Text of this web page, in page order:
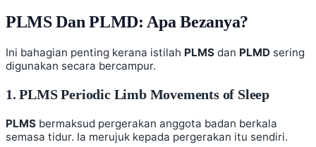
PLMS Dan PLMD: Apa Bezanya?
Ini bahagian penting kerana istilah PLMS dan PLMD sering
digunakan secara bercampur.
1. PLMS Periodic Limb Movements of Sleep
PLMS bermaksud pergerakan anggota badan berkala
semasa tidur. Ia merujuk kepada pergerakan itu sendiri.